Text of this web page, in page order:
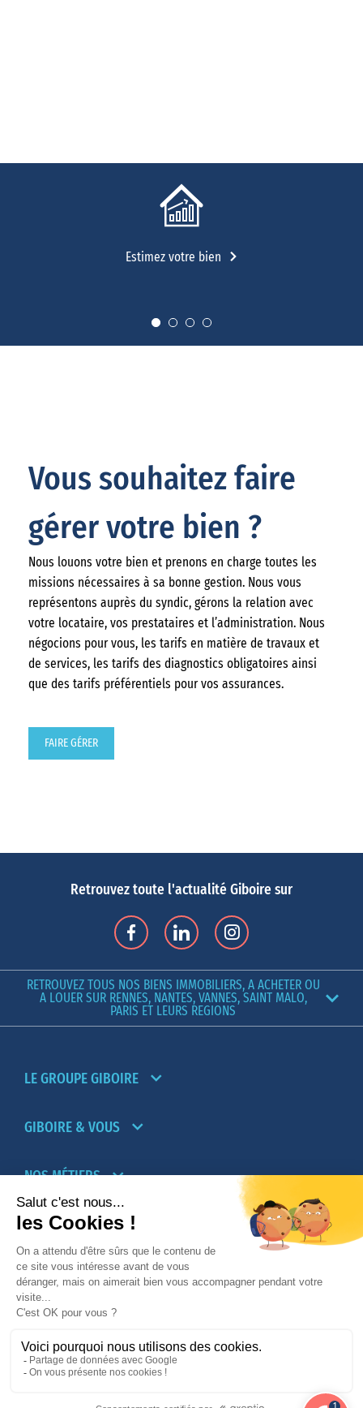
Estimez votre bien
Vous souhaitez faire
gérer votre bien ?
Nous louons votre bien et prenons en charge toutes les
missions nécessaires à sa bonne gestion. Nous vous
représentons auprès du syndic, gérons la relation avec
votre locataire, vos prestataires et l’administration. Nous
négocions pour vous, les tarifs en matière de travaux et
de services, les tarifs des diagnostics obligatoires ainsi
que des tarifs préférentiels pour vos assurances.
FAIRE GÉRER
Retrouvez toute l'actualité Giboire sur
RETROUVEZ TOUS NOS BIENS IMMOBILIERS, A ACHETER OU
A LOUER SUR RENNES, NANTES, VANNES, SAINT MALO,
PARIS ET LEURS REGIONS
LE GROUPE GIBOIRE
GIBOIRE & VOUS
NOS MÉTIERS
PARTENAIRES
NOTRE RÉSEAU D’AGENCES TRANSACTION-
LOCATION
PROMOTION IMMOBILIÈRE ET AMÉNAGEMENT